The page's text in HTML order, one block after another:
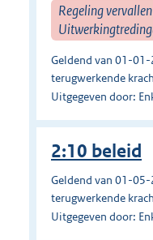
Regeling
Geldend van 01-
terugwerkende
Uitgegeven door:
2:10 beleid
Geldend van 01-
terugwerkende
Uitgegeven door: